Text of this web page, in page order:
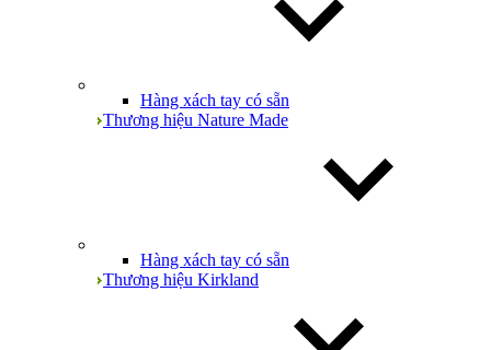
Hàng xách tay có sẵn
Thương hiệu Nature Made
Hàng xách tay có sẵn
Thương hiệu Kirkland